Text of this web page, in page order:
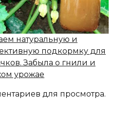
натуральную и
подкормку для
Забыла о гнили и
урожае
для просмотра.